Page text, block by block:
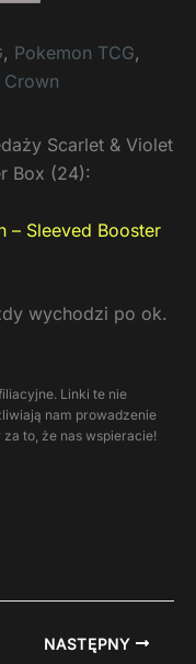
, Pokemon TCG,
Crown
Scarlet & Violet
Box (24):
– Sleeved Booster
wychodzi po ok.
Linki te nie
nam prowadzenie
to, że nas wspieracie!
NASTĘPNY